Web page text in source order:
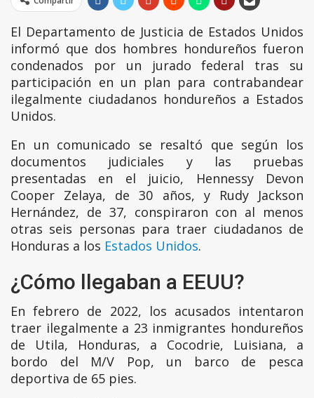
El Departamento de Justicia de Estados Unidos
informó que dos hombres hondureños fueron
condenados por un jurado federal tras su
participación en un plan para contrabandear
ilegalmente ciudadanos hondureños a Estados
Unidos.
En un comunicado se resaltó que según los
documentos judiciales y las pruebas
presentadas en el juicio, Hennessy Devon
Cooper Zelaya, de 30 años, y Rudy Jackson
Hernández, de 37, conspiraron con al menos
otras seis personas para traer ciudadanos de
Honduras a los Estados Unidos.
¿Cómo llegaban a EEUU?
En febrero de 2022, los acusados intentaron
traer ilegalmente a 23 inmigrantes hondureños
de Utila, Honduras, a Cocodrie, Luisiana, a
bordo del M/V Pop, un barco de pesca
deportiva de 65 pies.